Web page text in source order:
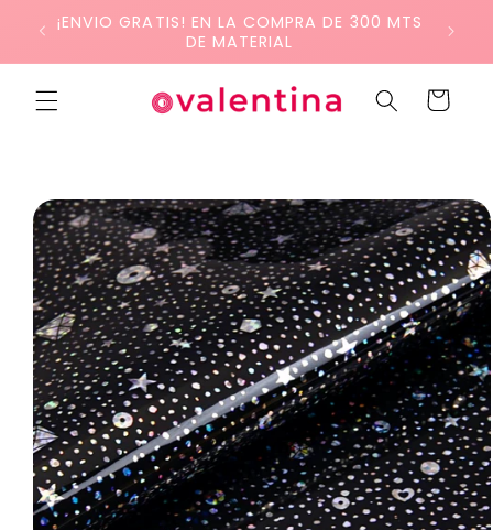
directamente
¡ENVIO GRATIS! EN LA COMPRA DE 300 MTS
DE MATERIAL
Carrito
directamente
a la
información
del producto